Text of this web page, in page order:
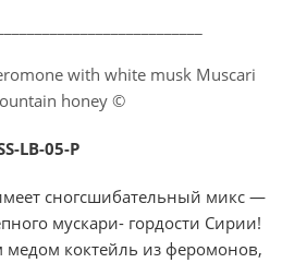
with white musk Muscari
honey ©
LB-05-P
сногсшибательный микс —
мускари- гордости Сирии!
коктейль из феромонов,